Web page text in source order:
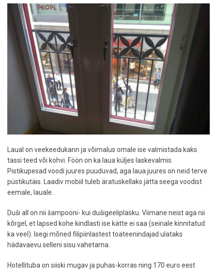
Laual on veekeedukann ja võimalus omale ise valmistada kaks
tassi teed või kohvi. Föön on ka laua küljes laskevalmis.
Pistikupesad voodi juures puuduvad, aga laua juures on neid terve
püstikutäis. Laadiv mobiil tuleb äratuskellaks jätta seega voodist
eemale, lauale.
Duši all on nii šampooni- kui dušigeeliplasku. Viimane neist aga nii
kõrgel, et lapsed kohe kindlasti ise kätte ei saa (seinale kinnitatud
ka veel). Isegi mõned filipiinlastest toateenindajad ulataks
hädavaevu selleni sisu vahetama.
Hotellituba on siiski mugav ja puhas-korras ning 170 euro eest